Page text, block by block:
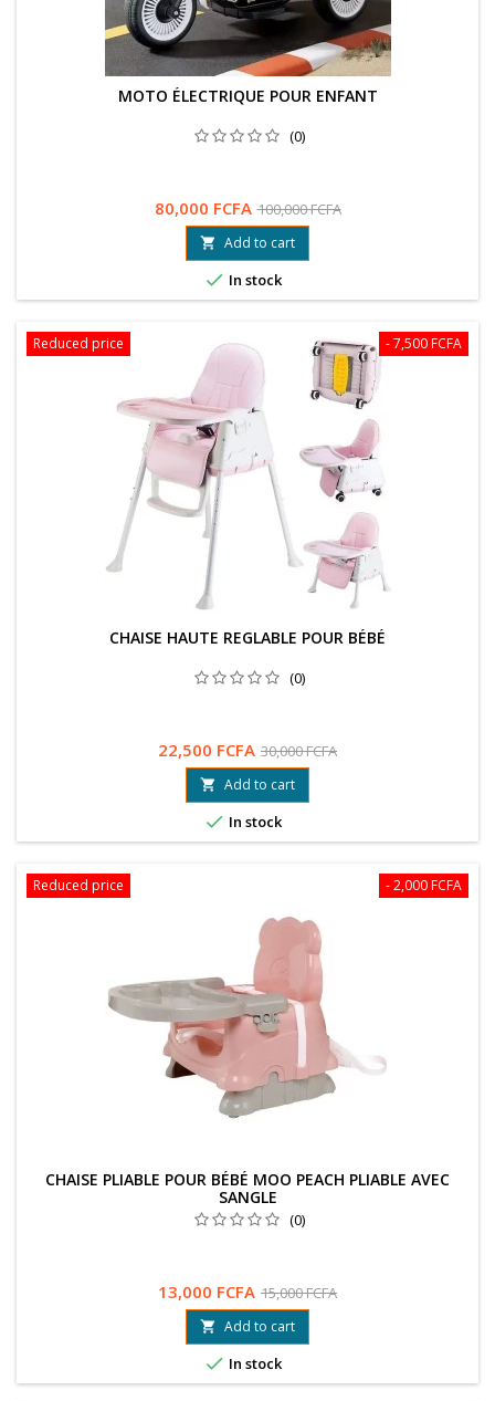
MOTO ÉLECTRIQUE POUR ENFANT
(0)
80,000 FCFA 100,000 FCFA
 Add to cart
 In stock
- 7,500 FCFA
Reduced price
CHAISE HAUTE REGLABLE POUR BÉBÉ
(0)
22,500 FCFA 30,000 FCFA
 Add to cart
 In stock
- 2,000 FCFA
Reduced price
CHAISE PLIABLE POUR BÉBÉ MOO PEACH PLIABLE AVEC
SANGLE
(0)
13,000 FCFA 15,000 FCFA
 Add to cart
 In stock